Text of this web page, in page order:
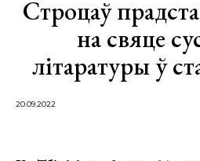
Строцаў
на свяце
літаратуры ў
20.09.2022